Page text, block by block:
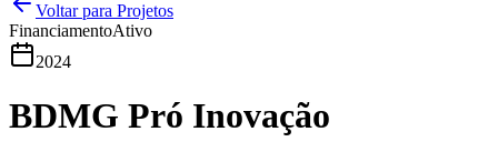
Voltar para Projetos
FinanciamentoAtivo
2024
BDMG Pró Inovação